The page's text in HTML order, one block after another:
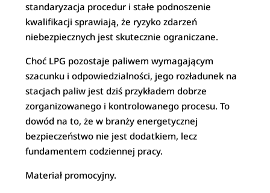
standaryzacja procedur i stałe podnoszenie
kwalifikacji sprawiają, że ryzyko zdarzeń
niebezpiecznych jest skutecznie ograniczane.
Choć LPG pozostaje paliwem wymagającym
szacunku i odpowiedzialności, jego rozładunek na
stacjach paliw jest dziś przykładem dobrze
zorganizowanego i kontrolowanego procesu. To
dowód na to, że w branży energetycznej
bezpieczeństwo nie jest dodatkiem, lecz
fundamentem codziennej pracy.
Materiał promocyjny.